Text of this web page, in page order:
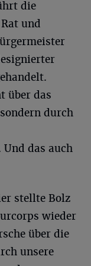
die
und
über das
durch
das auch
stellte Bolz
wieder
über die
unsere